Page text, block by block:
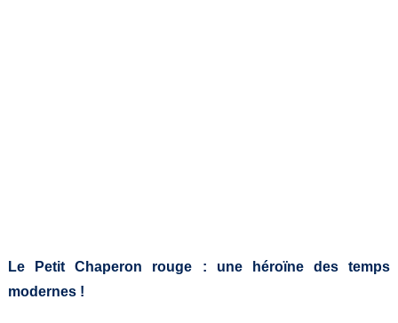
Le Petit Chaperon rouge : une héroïne des temps
modernes !